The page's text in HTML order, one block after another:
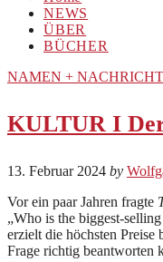
NEWS
ÜBER
BÜCHER
NAMEN +
KULTUR I Der
13. Februar 2024 by
Vor ein paar Jahren fragte
„Who is the biggest-
erzielt die höchsten
Frage richtig beantworten